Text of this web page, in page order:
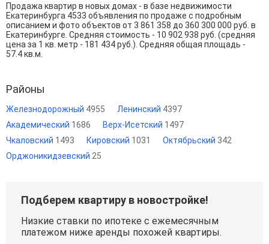
Продажа квартир в новых домах - в базе недвижимости
Екатеринбурга 4533 объявления по продаже с подробным
описанием и фото объектов от 3 861 358 до 360 300 000 руб. в
Екатеринбурге. Средняя стоимость - 10 902 938 руб. (средняя
цена за 1 кв. метр - 181 434 руб.). Средняя общая площадь -
57.4 кв.м.
Районы
Железнодорожный 4955 Ленинский 4397
Академический 1686 Верх-Исетский 1497
Чкаловский 1493 Кировский 1031 Октябрьский 342
Орджоникидзевский 25
Подберем квартиру в новостройке!
Низкие ставки по ипотеке с ежемесячным
платежом ниже аренды похожей квартиры.